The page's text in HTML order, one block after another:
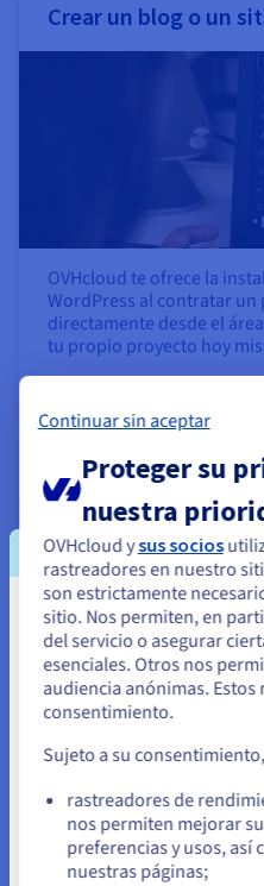
Crear un blog o un
OVHcloud te ofrece la
WordPress al contratar un
directamente desde el
tu propio proyecto hoy
Crear una tienda
¿Quieres vender tus
directamente en internet?
commerce eficiente y de
PrestaShop.
Más información
Parece que está
Unidos
Si quiere hacer un pedido
sitio web adecuado y crear una
us.ovhcloud.com/
Continuar sin aceptar
Proteger su
nuestra
OVHcloud ysus socios
rastreadores en nuestro
son estrictamente
sitio. Nos permiten, en
del servicio o asegurar
esenciales. Otros nos
audiencia anónimas.
consentimiento.
Sujeto a su
rastreadores de
nos permiten mejorar
preferencias y usos,
nuestras páginas;